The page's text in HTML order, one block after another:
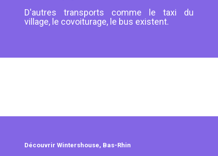
D'autres transports comme le taxi du
village, le covoiturage, le bus existent.
Découvrir Wintershouse, Bas-Rhin